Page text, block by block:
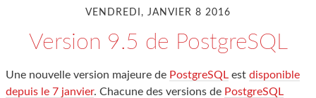
VENDREDI, JANVIER 8 2016
Version 9.5 de PostgreSQL
Une nouvelle version majeure de PostgreSQL est disponible
depuis le 7 janvier. Chacune des versions de PostgreSQL